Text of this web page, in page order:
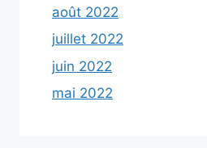
août 2022
juillet 2022
juin 2022
mai 2022